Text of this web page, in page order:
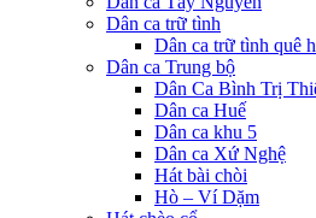
Dân ca trữ tình
Dân ca trữ tình quê
Dân ca Trung bộ
Dân Ca Bình Trị
Dân ca Huế
Dân ca khu 5
Dân ca Xứ Nghệ
Hát bài chòi
Hò – Ví Dặm